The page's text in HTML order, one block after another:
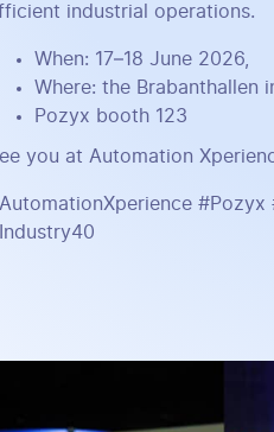
industrial operations.
When: 17–18 June 2026,
Where: the Brabanthallen
Pozyx booth 123
you at Automation